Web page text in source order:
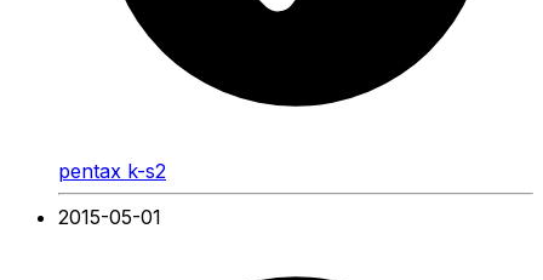
pentax k-s2
2015-05-01